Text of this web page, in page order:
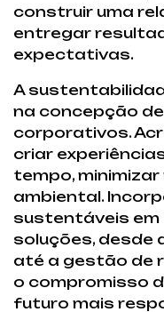
construir uma
entregar
expectativas.
A
na concepção
corporativos.
criar
tempo,
ambiental.
sustentáveis
soluções, desde
até a gestão de
o compromisso
futuro mais